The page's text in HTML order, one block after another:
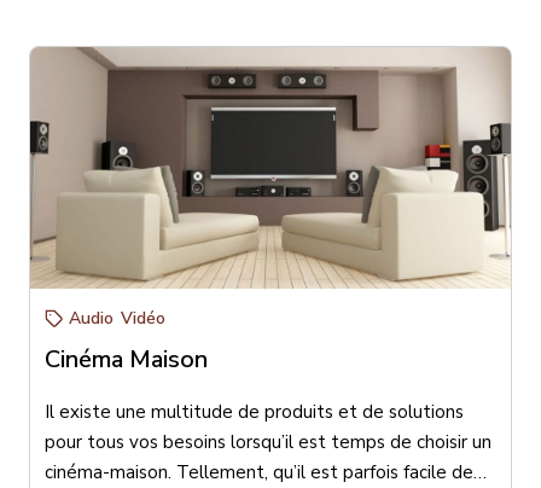
Audio Vidéo
Cinéma Maison
Il existe une multitude de produits et de solutions
pour tous vos besoins lorsqu’il est temps de choisir un
cinéma-maison. Tellement, qu’il est parfois facile de